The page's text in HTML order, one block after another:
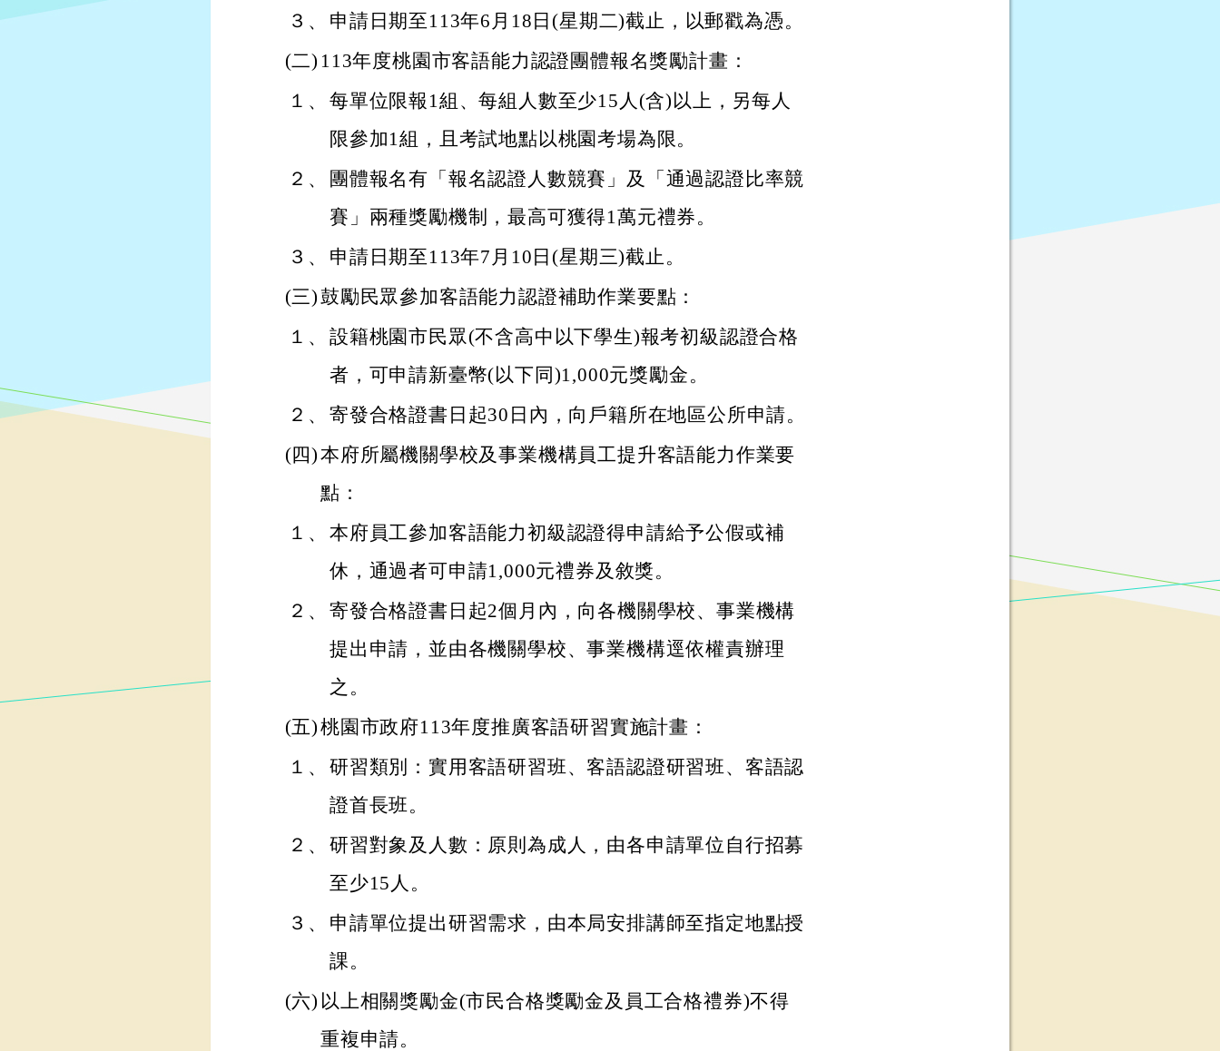
３、
申請日期至113年6月18日(星期二)截止，以郵戳為憑。
(二) 113年度桃園市客語能力認證團體報名獎勵計畫：
１、 每單位限報1組、每組人數至少15人(含)以上，另每人
限參加1組，且考試地點以桃園考場為限。
２、
團體報名有「報名認證人數競賽」及「通過認證比率競
賽」兩種獎勵機制，最高可獲得1萬元禮券。
３、
申請日期至113年7月10日(星期三)截止。
(三)鼓勵民眾參加客語能力認證補助作業要點：
１、 設籍桃園市民眾(不含高中以下學生)報考初級認證合格
者，可申請新臺幣(以下同)1,000元獎勵金。
２、 寄發合格證書日起30日內，向戶籍所在地區公所申請。
(四)本府所屬機關學校及事業機構員工提升客語能力作業要
點：
１、 本府員工參加客語能力初級認證得申請給予公假或補
休，通過者可申請1,000元禮券及敘獎。
２、 寄發合格證書日起2個月內，向各機關學校、事業機構
提出申請，並由各機關學校、事業機構逕依權責辦理
之。
(五)桃園市政府113年度推廣客語研習實施計畫：
１、 研習類別：實用客語研習班、客語認證研習班、客語認
證首長班。
２、 研習對象及人數：原則為成人，由各申請單位自行招募
至少15人。
３、
申請單位提出研習需求，由本局安排講師至指定地點授
課。
(六) 以上相關獎勵金(市民合格獎勵金及員工合格禮券)不得
重複申請。